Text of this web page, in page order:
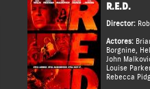
R.E.D.
Director:
Actores:
Borgnine,
John
Louise
Rebecca